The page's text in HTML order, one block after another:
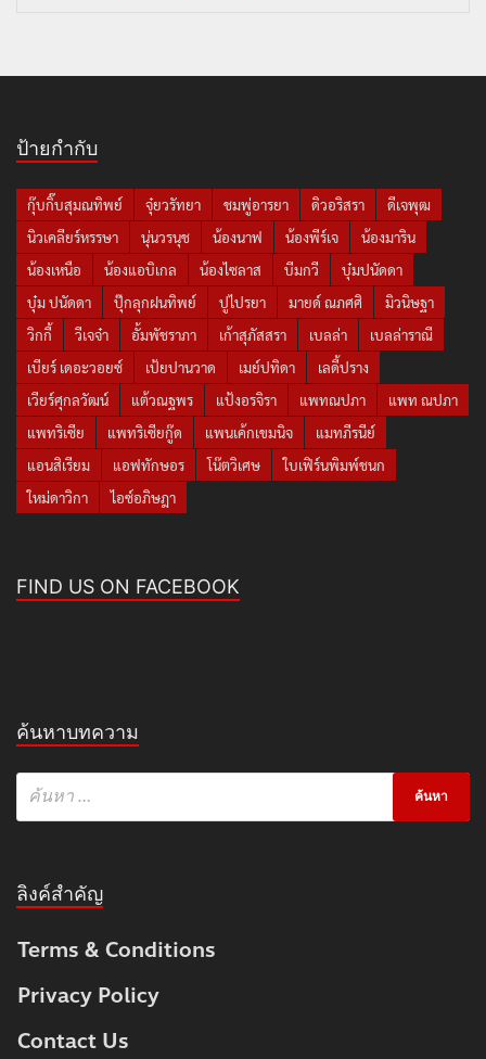
ป้ายกำกับ
กุ๊บกิ๊บสุมณทิพย์ จุ๋ยวรัทยา ชมพู่อารยา ดิวอริสรา
ดีเจพุฒ
นิวเคลียร์หรรษา
นุ่นวรนุช น้องนาฟ น้องพีร์เจ
น้องมาริน
น้องเหนือ
น้องแอบิเกล น้องไซลาส บีมกวี
บุ๋มปนัดดา
บุ๋ม ปนัดดา
ปุ๊กลุกฝนทิพย์ ปูไปรยา มายด์ ณภศศิ
มิวนิษฐา
วิกกี้
วีเจจ๋า อั้มพัชราภา เก้าสุภัสสรา เบลล่า
เบลล่าราณี
เบียร์ เดอะวอยซ์
เป้ยปานวาด เมย์ปทิดา
เลดี้ปราง
เวียร์ศุกลวัฒน์
แต้วณฐพร แป้งอรจิรา แพทณปภา
แพท ณปภา
แพทริเซีย
แพทริเซียกู๊ด แพนเค้กเขมนิจ
แมทภีรนีย์
แอนสิเรียม
แอฟทักษอร โน๊ตวิเศษ
ใบเฟิร์นพิมพ์ชนก
ใหม่ดาวิกา
ไอซ์อภิษฎา
FIND US ON FACEBOOK
ค้นหาบทความ
ลิงค์สำคัญ
Terms & Conditions
Privacy Policy
Contact Us